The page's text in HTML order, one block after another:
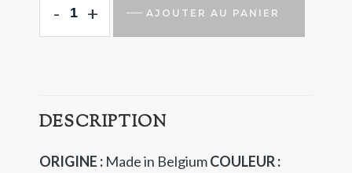
- + AJOUTER AU PANIER
DESCRIPTION
ORIGINE : Made in BelgiumCOULEUR :